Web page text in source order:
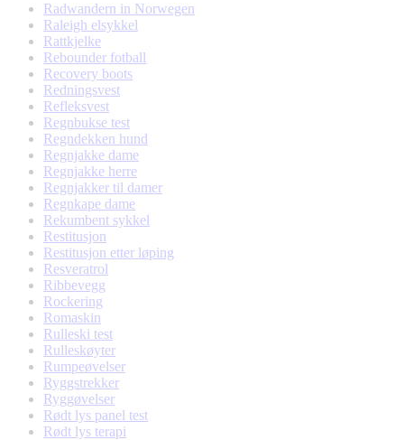
Radwandern in Norwegen
Raleigh elsykkel
Rattkjelke
Rebounder fotball
Recovery boots
Redningsvest
Refleksvest
Regnbukse test
Regndekken hund
Regnjakke dame
Regnjakke herre
Regnjakker til damer
Regnkape dame
Rekumbent sykkel
Restitusjon
Restitusjon etter løping
Resveratrol
Ribbevegg
Rockering
Romaskin
Rulleski test
Rulleskøyter
Rumpeøvelser
Ryggstrekker
Ryggøvelser
Rødt lys panel test
Rødt lys terapi